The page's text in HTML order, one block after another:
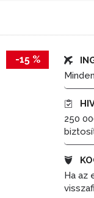
-15 %
250
Ha az